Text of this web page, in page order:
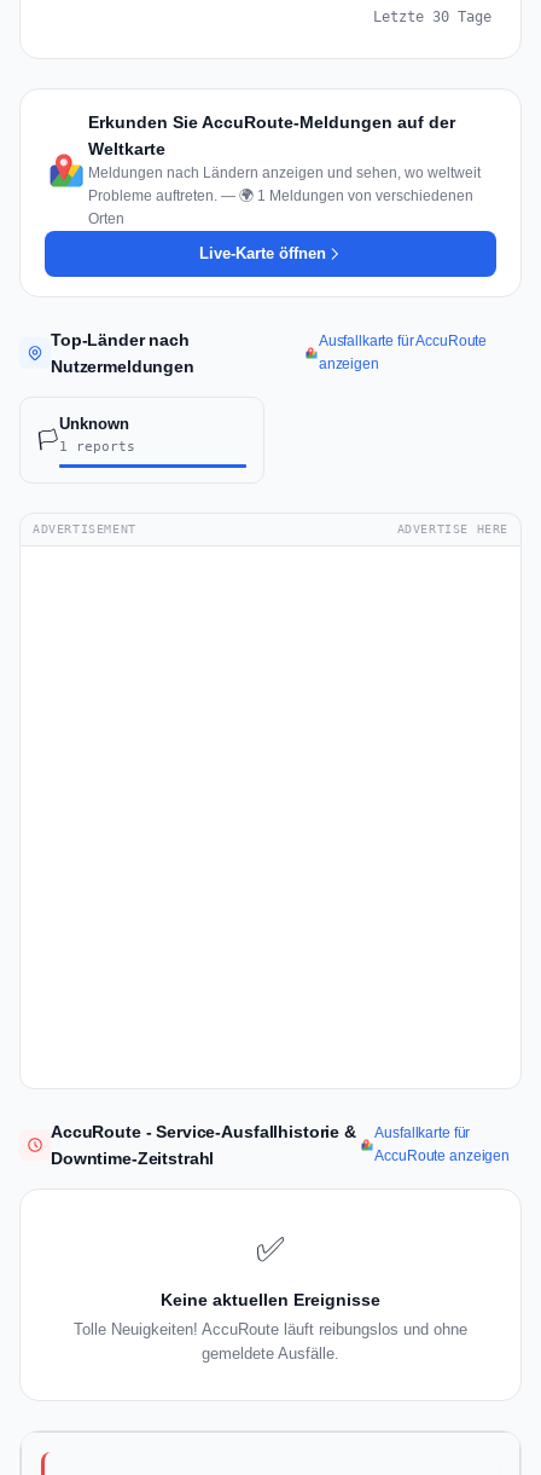
Letzte 30 Tage
Erkunden Sie AccuRoute-Meldungen auf der
Weltkarte
Meldungen nach Ländern anzeigen und sehen, wo weltweit
Probleme auftreten. — 🌍 1 Meldungen von verschiedenen
Orten
Live-Karte öffnen
Top-Länder nach
Nutzermeldungen
Ausfallkarte für AccuRoute
anzeigen
🏳️
Unknown
1 reports
ADVERTISEMENT ADVERTISE HERE
AccuRoute - Service-Ausfallhistorie &
Downtime-Zeitstrahl
Ausfallkarte für
AccuRoute anzeigen
✅
Keine aktuellen Ereignisse
Tolle Neuigkeiten! AccuRoute läuft reibungslos und ohne
gemeldete Ausfälle.